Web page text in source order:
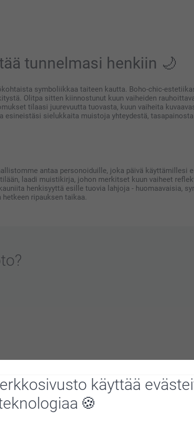
käyttää
tunnelmasi henkiin 🌙
symboliikkaa taiteen kautta. Boho-chic-
Olitpa sitten kiinnostunut kuun vaiheiden
tilaasi juurevuutta tuovasta, kuun vaiheita
sielukkaita muistoja yhteydestä,
antaa personoiduille, joka päivä käyttämillesi
laadi muistikirja, johon merkitset kuun vaiheet
henkisyyttä esille tuovia lahjoja - huomaavaisia,
ripauksen taikaa.
?